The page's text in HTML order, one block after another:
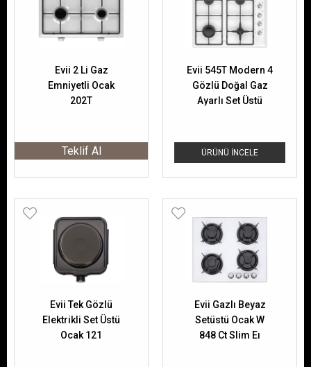
Evii 2 Li Gaz
Emniyetli Ocak
202T
Teklif Al ÜRÜNÜ İNCELE
Evii 545T Modern 4
Gözlü Doğal Gaz
Ayarlı Set Üstü
Evii Tek Gözlü
Elektrikli Set Üstü
Ocak 121
Evii Gazlı Beyaz
Setüstü Ocak W
848 Ct Slim Eı